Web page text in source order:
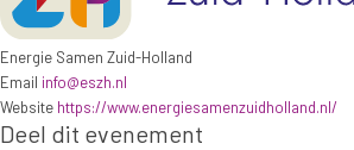
Energie Samen Zuid-Holland
Email info@eszh.nl
Website https://www.energiesamenzuidholland.nl/
Deel dit evenement